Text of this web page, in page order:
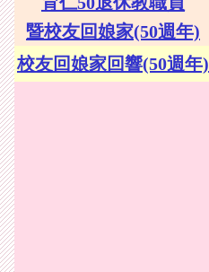
暨校友回娘家(50週年)
校友回娘家回響(50週年)